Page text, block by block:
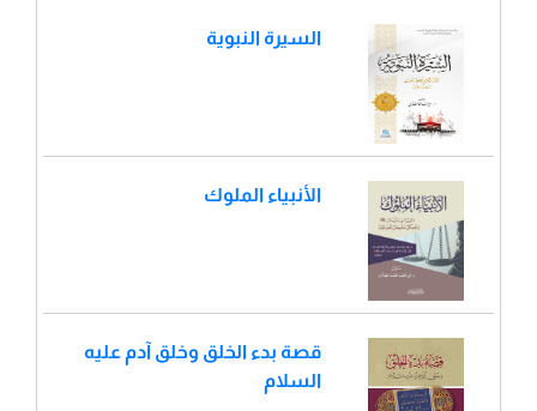
السيرة النبوية
الأنبياء الملوك
قصة بدء الخلق وخلق آدم عليه
السلام